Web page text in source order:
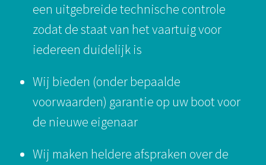
een uitgebreide technische controle
zodat de staat van het vaartuig voor
iedereen duidelijk is
Wij bieden (onder bepaalde
voorwaarden) garantie op uw boot voor
de nieuwe eigenaar
Wij maken heldere afspraken over de